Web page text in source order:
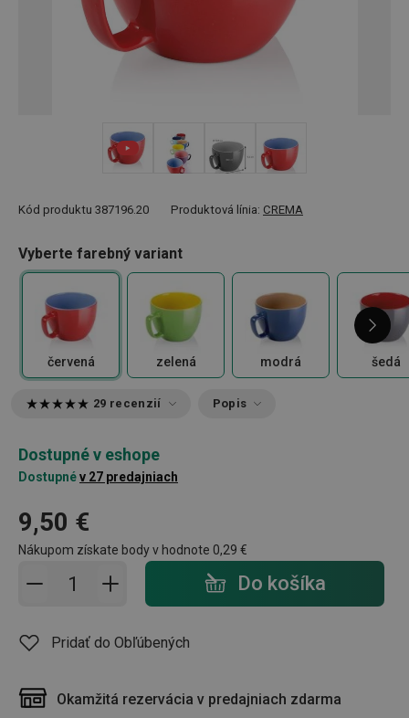
Kód produktu 387196.20 Produktová línia: CREMA
Vyberte farebný variant
červená zelená modrá šedá
29 recenzií Popis
Dostupné v eshope
Dostupnév 27 predajniach
9,50 €
Nákupom získate body v hodnote 0,29 €
Pridať do košíka - počet Do košíka
Pridať do Obľúbených
Okamžitá rezervácia v predajniach zdarma